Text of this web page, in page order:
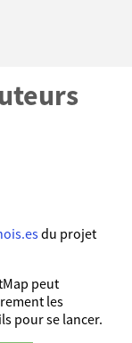
du projet
peut
les
pour se lancer.